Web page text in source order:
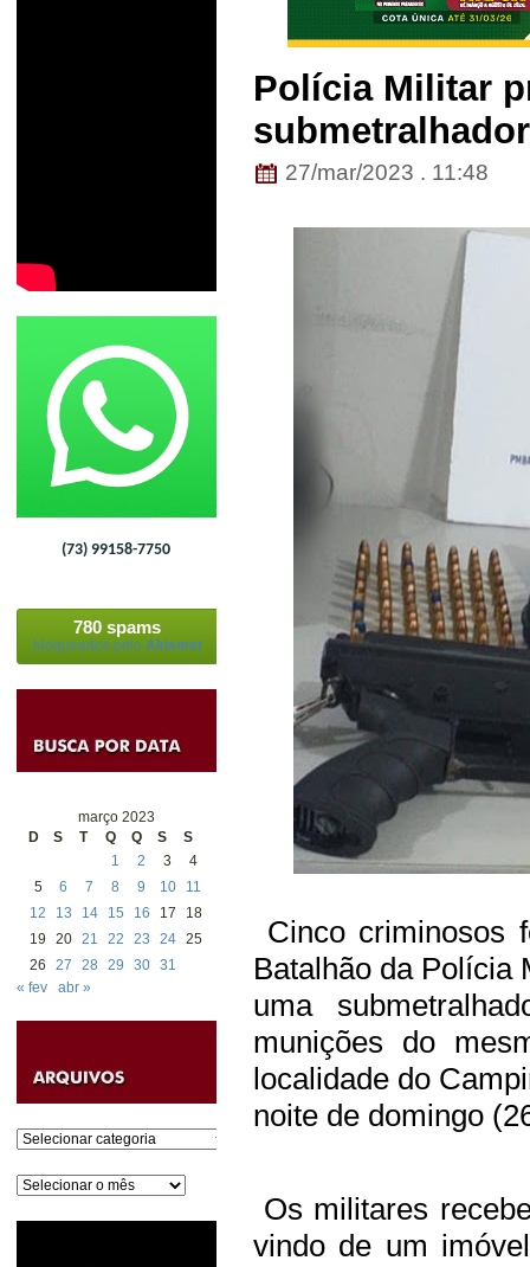
(73) 99158-7750
780 spams
bloqueados pelo Akismet
março 2023
D
S T Q Q S
S
1
2 3
4
5
6 7 8 9 10
11
12
13 14 15 16 17
18
19
20 21 22 23 24 25
26
27 28 29 30 31
« fev
abr »
Categorias
Arquivos
Polícia Militar
27/mar/2023 . 11:48
Cinco criminosos
Batalhão da Polícia
uma
munições do
localidade do
noite de domingo
Os militares
vindo de um